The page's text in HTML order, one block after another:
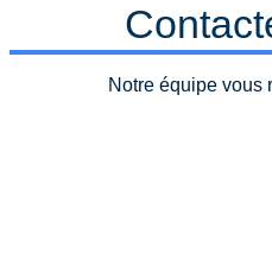
Notre équipe vous